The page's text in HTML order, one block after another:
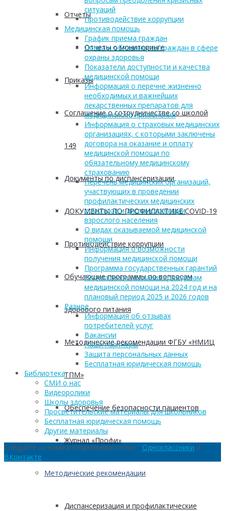
Отчеты
Отчеты о мониторинге
Приказы
Соглашение о сотрудничестве со школой
149
Документы по диспансеризации
ДОКУМЕНТЫ ПО ПРОФИЛАКТИКЕ COVID-19
Противодействие коррупции
Обучающие программы по вопросам
здорового питания
Методические рекомендации ФГБУ «НМИЦ
ТПМ»
Обеспечение безопасности пациентов
Журнал «Профи»
Методические рекомендации
Диспансеризация и профилактические
ситуаций
Противодействие коррупции
Медицинская помощь
График приема граждан
Права и обязанности граждан в сфере
охраны здоровья
Показатели доступности и качества
медицинской помощи
Информация о перечне жизненно
необходимых и важнейших
лекарственных препаратов для
медицинского применения
Информация о страховых медицинских
организациях, с которыми заключены
договора на оказание и оплату
медицинской помощи по
обязательному медицинскому
страхованию
Перечень медицинских организаций,
участвующих в проведении
профилактических медицинских
осмотров и диспансеризации
взрослого населения
О видах оказываемой медицинской
помощи
Информация о возможности
получения медицинской помощи
Программа государственных гарантий
бесплатного оказания гражданам
медицинской помощи на 2024 год и на
плановый период 2025 и 2026 годов
Разное
Информация об отзывах
потребителей услуг
Вакансии
Наши партнеры
Защита персональных данных
Бесплатная юридическая помощь
Библиотека
СМИ о нас
Видеоролики
Школы здоровья
Просветительские материалы для школьников
Бесплатная юридическая помощь
Другие материалы
Следуйте за нами в социальных сетях: Одноклассники и
ВКонтакте